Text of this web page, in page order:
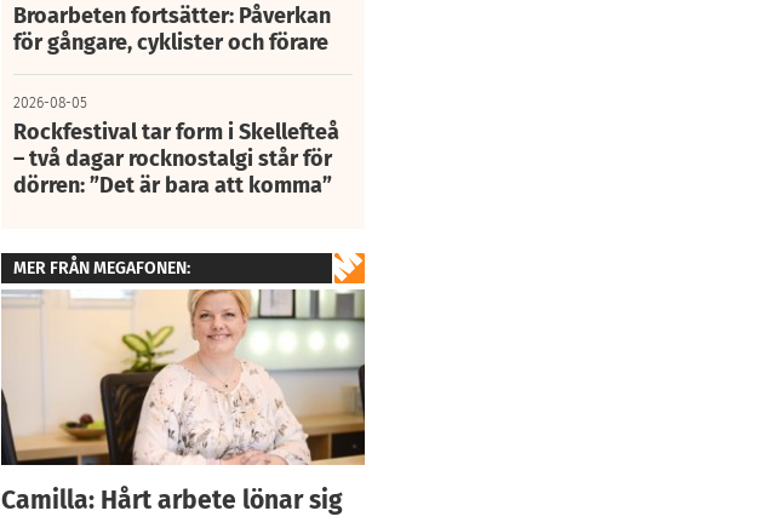
Broarbeten fortsätter: Påverkan
för gångare, cyklister och förare
2026-08-05
Rockfestival tar form i Skellefteå
– två dagar rocknostalgi står för
dörren: ”Det är bara att komma”
MER FRÅN MEGAFONEN:
Camilla: Hårt arbete lönar sig